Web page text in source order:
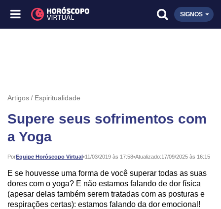
SIGNOS
Artigos Espiritualidade
Supere seus sofrimentos com
a Yoga
PorEquipe Horóscopo Virtual•
Publicado: 11/03/2019 às 17:58•Atualizado:17/09/2025 às 16:15
E se houvesse uma forma de você superar todas as suas
dores com o yoga? E não estamos falando de dor física
(apesar delas também serem tratadas com as posturas e
respirações certas): estamos falando da dor emocional!